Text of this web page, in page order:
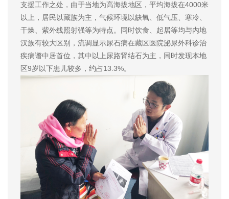
支援工作之处，由于当地为高海拔地区，平均海拔在4000米
以上，居民以藏族为主，气候环境以缺氧、低气压、寒冷、
干燥、紫外线照射强等为特点。同时饮食、起居等均与内地
汉族有较大区别，流调显示尿石病在藏区医院泌尿外科诊治
疾病谱中居首位，其中以上尿路肾结石为主，同时发现本地
区9岁以下患儿较多，约占13.3%。